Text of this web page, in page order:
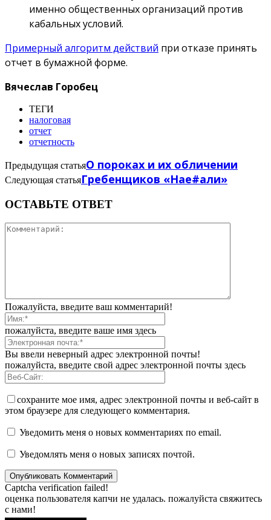
именно общественных организаций против
кабальных условий.
Примерный алгоритм действий при отказе принять
отчет в бумажной форме.
Вячеслав Горобец
ТЕГИ
налоговая
отчет
отчетность
Предыдущая статьяО пороках и их обличении
Следующая статьяГребенщиков «Нае#али»
ОСТАВЬТЕ ОТВЕТ
Пожалуйста, введите ваш комментарий!
пожалуйста, введите ваше имя здесь
Вы ввели неверный адрес электронной почты!
пожалуйста, введите свой адрес электронной почты здесь
сохраните мое имя, адрес электронной почты и веб-сайт в
этом браузере для следующего комментария.
Уведомить меня о новых комментариях по email.
Уведомлять меня о новых записях почтой.
Captcha verification failed!
оценка пользователя капчи не удалась. пожалуйста свяжитесь
с нами!